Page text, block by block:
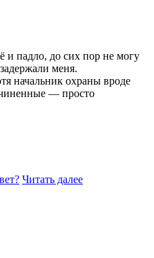
и падло, до сих пор не могу
меня.
начальник охраны вроде
— просто
Читать далее